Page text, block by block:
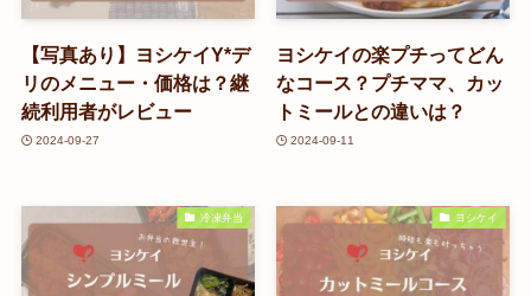
【写真あり】ヨシケイY*デ
リのメニュー・価格は？継
続利用者がレビュー
2024-09-27
ヨシケイの楽プチってどん
なコース？プチママ、カッ
トミールとの違いは？
2024-09-11
冷凍弁当 ヨシケイ